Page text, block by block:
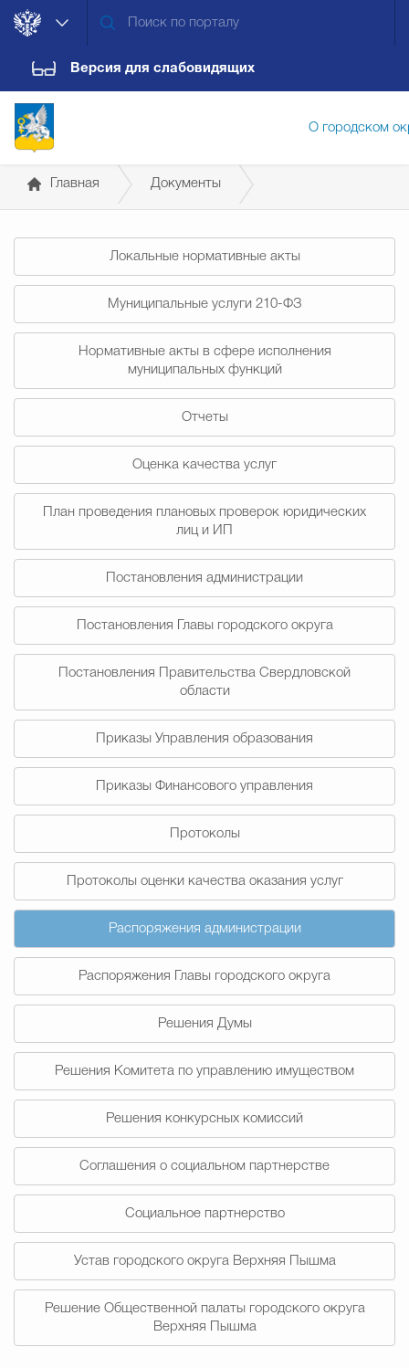
Версия для слабовидящих
О городском
Дума городского округа
Новости Обращения граждан
Противодействие
Муниципальные
Счётная палата Городского
Гостям Городского
Общественная
Градостроительство и
Государственные организации
Главная Документы
Локальные нормативные акты
Муниципальные услуги 210-ФЗ
Нормативные акты в сфере исполнения
муниципальных функций
Отчеты
Оценка качества услуг
План проведения плановых проверок юридических
лиц и ИП
Постановления администрации
Постановления Главы городского округа
Постановления Правительства Свердловской
области
Приказы Управления образования
Приказы Финансового управления
Протоколы
Протоколы оценки качества оказания услуг
Распоряжения администрации
Распоряжения Главы городского округа
Решения Думы
Решения Комитета по управлению имуществом
Решения конкурсных комиссий
Соглашения о социальном партнерстве
Социальное партнерство
Устав городского округа Верхняя Пышма
Решение Общественной палаты городского округа
Верхняя Пышма